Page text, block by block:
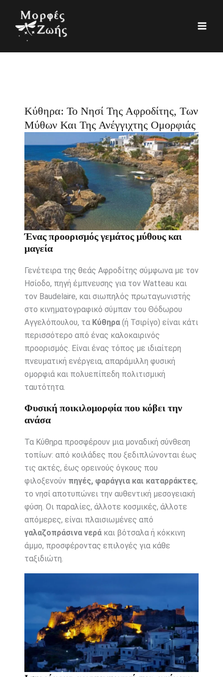
περιεχόμενο
Κύθηρα: Το Νησί Της Αφροδίτης, Των
Μύθων Και Της Ανέγγιχτης Ομορφιάς
Ένας προορισμός γεμάτος μύθους και
μαγεία
Γενέτειρα της θεάς Αφροδίτης σύμφωνα με τον
Ησίοδο, πηγή έμπνευσης για τον Watteau και
τον Baudelaire, και σιωπηλός πρωταγωνιστής
στο κινηματογραφικό σύμπαν του Θόδωρου
Αγγελόπουλου, τα Κύθηρα(ή Τσιρίγο) είναι κάτι
περισσότερο από ένας καλοκαιρινός
προορισμός. Είναι ένας τόπος με ιδιαίτερη
πνευματική ενέργεια, απαράμιλλη φυσική
ομορφιά και πολυεπίπεδη πολιτισμική
ταυτότητα.
Φυσική ποικιλομορφία που κόβει την
ανάσα
Τα Κύθηρα προσφέρουν μια μοναδική σύνθεση
τοπίων: από κοιλάδες που ξεδιπλώνονται έως
τις ακτές, έως ορεινούς όγκους που
φιλοξενούν πηγές, φαράγγια και καταρράκτες,
το νησί αποτυπώνει την αυθεντική μεσογειακή
φύση. Οι παραλίες, άλλοτε κοσμικές, άλλοτε
απόμερες, είναι πλαισιωμένες από
γαλαζοπράσινα νεράκαι βότσαλα ή κόκκινη
άμμο, προσφέροντας επιλογές για κάθε
ταξιδιώτη.
α
η
σ
ο